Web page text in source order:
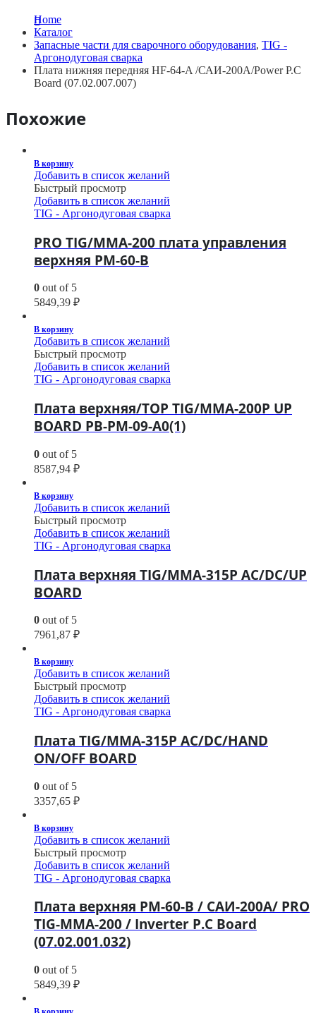
Home
Каталог
Запасные части для сварочного оборудования, TIG -
Аргонодуговая сварка
Плата нижняя передняя HF-64-A /САИ-200A/Power P.C
Board (07.02.007.007)
Похожие
В корзину
Добавить в список желаний
Быстрый просмотр
Добавить в список желаний
TIG - Аргонодуговая сварка
PRO TIG/MMA-200 плата управления
верхняя РМ-60-В
0 out of 5
5849,39 ₽
В корзину
Добавить в список желаний
Быстрый просмотр
Добавить в список желаний
TIG - Аргонодуговая сварка
Плата верхняя/TOP TIG/MMA-200P UP
BOARD PB-PM-09-A0(1)
0 out of 5
8587,94 ₽
В корзину
Добавить в список желаний
Быстрый просмотр
Добавить в список желаний
TIG - Аргонодуговая сварка
Плата верхняя TIG/MMA-315P AC/DC/UP
BOARD
0 out of 5
7961,87 ₽
В корзину
Добавить в список желаний
Быстрый просмотр
Добавить в список желаний
TIG - Аргонодуговая сварка
Плата TIG/MMA-315P AC/DC/HAND
ON/OFF BOARD
0 out of 5
3357,65 ₽
В корзину
Добавить в список желаний
Быстрый просмотр
Добавить в список желаний
TIG - Аргонодуговая сварка
Плата верхняя РМ-60-В / САИ-200A/ PRO
TIG-MMA-200 / Inverter P.C Board
(07.02.001.032)
0 out of 5
5849,39 ₽